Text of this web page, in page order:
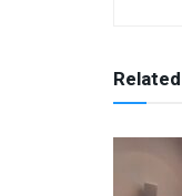
Related